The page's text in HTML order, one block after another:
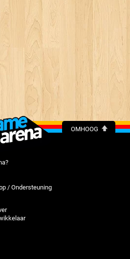
OMHOOG
/ Ondersteuning